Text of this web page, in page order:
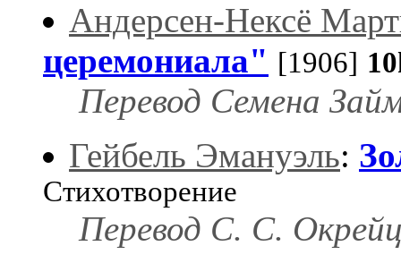
Андерсен-Нексё
церемониала" [1906]
Перевод Семена
Гейбель Эмануэль:
Стихотворение
Перевод С. С.